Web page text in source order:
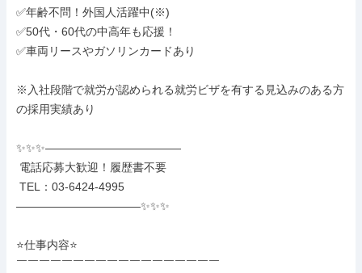
✅年齢不問！外国人活躍中(※)
✅50代・60代の中高年も応援！
✅車両リースやガソリンカードあり
※入社段階で就労が認められる就労ビザを有する見込みのある方
の採用実績あり
✨✨✨――――――――――――
―――――――――――✨✨✨
⭐仕事内容⭐
￣￣￣￣￣￣￣￣￣￣￣￣￣￣￣￣￣￣